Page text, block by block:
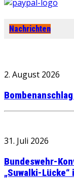
Nachrichten
2. August 2026
31. Juli 2026
Bundeswehr-
„Suwalki-Lücke“